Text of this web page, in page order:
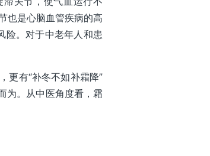
也是心脑血管疾病的高
险。对于中老年人和患
有“补冬不如补霜降”
为。从中医角度看，霜